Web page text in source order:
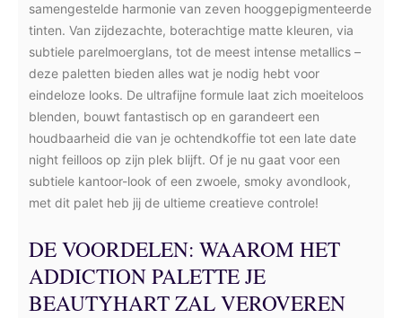
samengestelde harmonie van zeven hooggepigmenteerde
tinten. Van zijdezachte, boterachtige matte kleuren, via
subtiele parelmoerglans, tot de meest intense metallics –
deze paletten bieden alles wat je nodig hebt voor
eindeloze looks. De ultrafijne formule laat zich moeiteloos
blenden, bouwt fantastisch op en garandeert een
houdbaarheid die van je ochtendkoffie tot een late date
night feilloos op zijn plek blijft. Of je nu gaat voor een
subtiele kantoor-look of een zwoele, smoky avondlook,
met dit palet heb jij de ultieme creatieve controle!
DE VOORDELEN: WAAROM HET
ADDICTION PALETTE JE
BEAUTYHART ZAL VEROVEREN